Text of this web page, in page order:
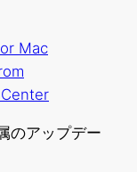
Mac
のアップデー